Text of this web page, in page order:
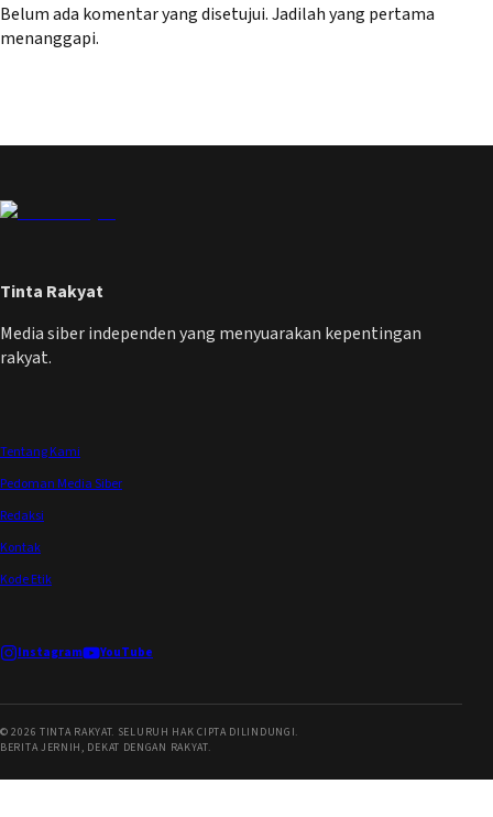
Belum ada komentar yang disetujui. Jadilah yang pertama
menanggapi.
Tinta Rakyat
Media siber independen yang menyuarakan kepentingan
rakyat.
Tentang Kami
Pedoman Media Siber
Redaksi
Kontak
Kode Etik
Instagram YouTube
©2026 TINTA RAKYAT. SELURUH HAK CIPTA DILINDUNGI.
BERITA JERNIH, DEKAT DENGAN RAKYAT.